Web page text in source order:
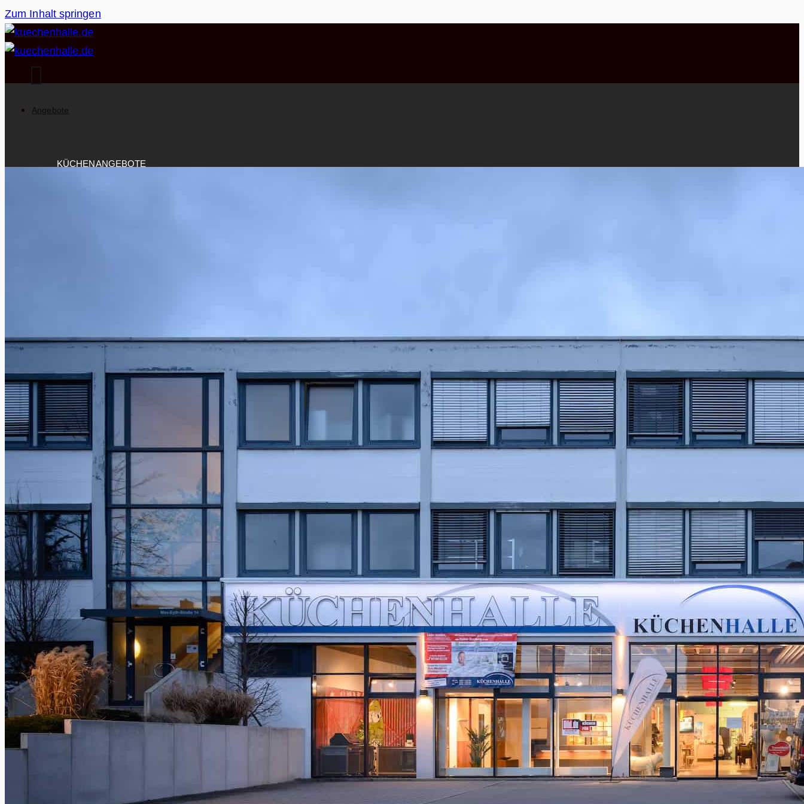
Zum Inhalt springen
Angebote
KÜCHENANGEBOTE
Premium Küchen
Ab 10.000 € - Open End
Küchen
WARENGRUPPEN
Küchen
Die besten & schönsten Küchen!
Wohnen
Dein Küchen Wissensbereich
Bad
Die besten Hersteller auf einen Blick
Outdoor Küchen